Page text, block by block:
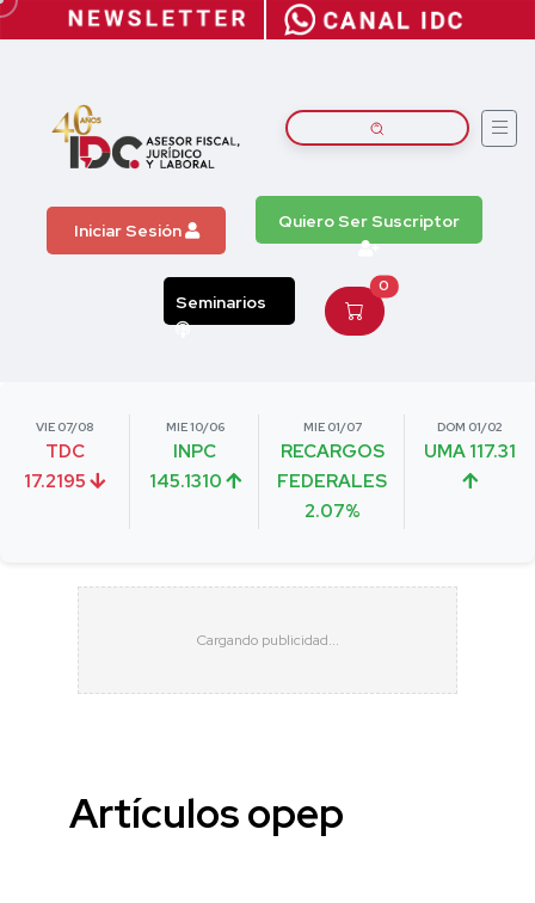
Iniciar Sesión Quiero Ser Suscriptor
Seminarios
0
VIE 07/08
TDC
17.2195
MIE 10/06
INPC
145.1310
MIE 01/07
RECARGOS
FEDERALES
2.07%
DOM 01/02
UMA 117.31
Artículos opep